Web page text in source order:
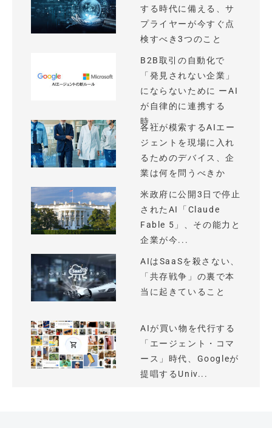
する時代に備える、サ
プライヤーが今すぐ点
検すべき3つのこと
B2B取引の自動化で
「発見されない企業」
にならないために ーAI
が自律的に連携する
時...
各社が模索するAIエー
ジェントを現場に入れ
るためのデバイス、企
業は何を問うべきか
米政府に公開3日で停止
されたAI「Claude
Fable 5」、その能力と
企業が今...
AIはSaaSを殺さない、
「共存戦争」の裏で本
当に起きていること
AIが買い物を代行する
「エージェント・コマ
ース」時代、Googleが
提唱するUniv...